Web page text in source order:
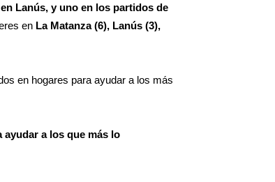
Lanús, y uno en los partidos de
en La Matanza (6), Lanús (3),
en hogares para ayudar a los más
a los que más lo